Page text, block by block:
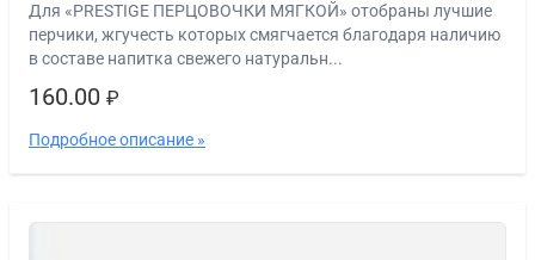
Для «PRESTIGE ПЕРЦОВОЧКИ МЯГКОЙ» отобраны лучшие
перчики, жгучесть которых смягчается благодаря наличию
в составе напитка свежего натуральн...
160.00 ₽
Подробное описание »